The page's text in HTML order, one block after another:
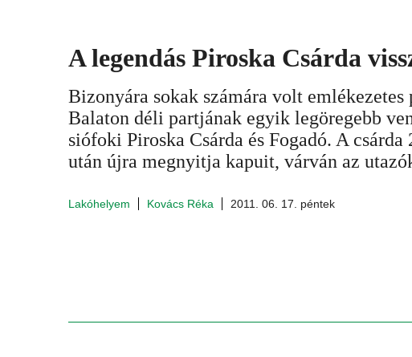
A legendás Piroska Csárda
Bizonyára sokak számára volt emlékezetes
Balaton déli partjának egyik legöregebb
siófoki Piroska Csárda és Fogadó. A csárda
után újra megnyitja kapuit, várván az
Lakóhelyem Kovács Réka 2011. 06. 17. péntek